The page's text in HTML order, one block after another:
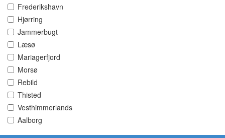
Frederikshavn
Hjørring
Jammerbugt
Læsø
Mariagerfjord
Morsø
Rebild
Thisted
Vesthimmerlands
Aalborg